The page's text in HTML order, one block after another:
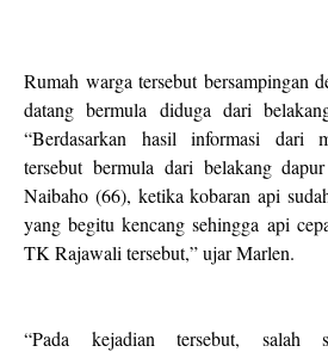
Rumah warga tersebut bersampingan
datang bermula diduga dari
“Berdasarkan hasil informasi dari
tersebut bermula dari belakang
Naibaho (66), ketika kobaran api
yang begitu kencang sehingga api
TK Rajawali tersebut,” ujar Marlen.
“Pada kejadian tersebut, salah